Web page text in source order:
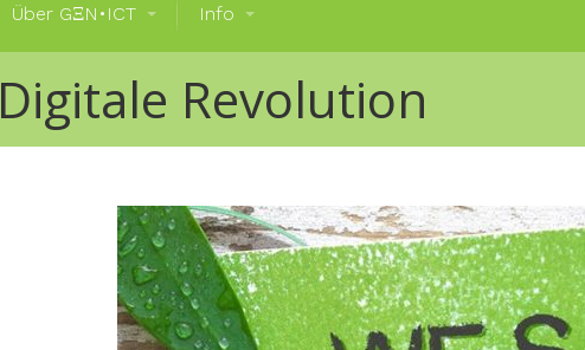
Über GΞN•ICT Info
Digitale Revolution